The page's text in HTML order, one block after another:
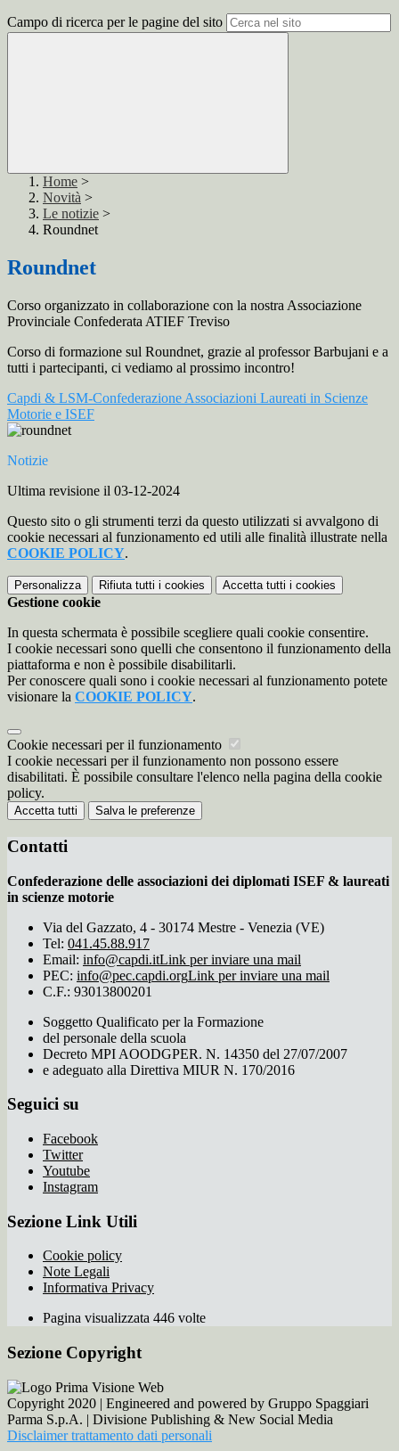
Campo di ricerca per le pagine del sito
Home >
Novità >
Le notizie >
Roundnet
Roundnet
Corso organizzato in collaborazione con la nostra Associazione
Provinciale Confederata ATIEF Treviso
Corso di formazione sul Roundnet, grazie al professor Barbujani e a
tutti i partecipanti, ci vediamo al prossimo incontro!
Capdi & LSM-Confederazione Associazioni Laureati in Scienze
Motorie e ISEF
Notizie
Ultima revisione il 03-12-2024
Questo sito o gli strumenti terzi da questo utilizzati si avvalgono di
cookie necessari al funzionamento ed utili alle finalità illustrate nella
COOKIE POLICY.
Personalizza Rifiuta tutti i cookies Accetta tutti i cookies
Gestione cookie
In questa schermata è possibile scegliere quali cookie consentire.
I cookie necessari sono quelli che consentono il funzionamento della
piattaforma e non è possibile disabilitarli.
Per conoscere quali sono i cookie necessari al funzionamento potete
visionare la COOKIE POLICY.
Cookie necessari per il funzionamento
I cookie necessari per il funzionamento non possono essere
disabilitati. È possibile consultare l'elenco nella pagina della cookie
policy.
Accetta tutti Salva le preferenze
Contatti
Confederazione delle associazioni dei diplomati ISEF & laureati
in scienze motorie
Via del Gazzato, 4 - 30174 Mestre - Venezia (VE)
Tel: 041.45.88.917
Email: info@capdi.itLink per inviare una mail
PEC: info@pec.capdi.orgLink per inviare una mail
C.F.: 93013800201
Soggetto Qualificato per la Formazione
del personale della scuola
Decreto MPI AOODGPER. N. 14350 del 27/07/2007
e adeguato alla Direttiva MIUR N. 170/2016
Seguici su
Facebook
Twitter
Youtube
Instagram
Sezione Link Utili
Cookie policy
Note Legali
Informativa Privacy
Pagina visualizzata 446 volte
Sezione Copyright
Copyright 2020 | Engineered and powered by Gruppo Spaggiari
Parma S.p.A. | Divisione Publishing & New Social Media
Disclaimer trattamento dati personali